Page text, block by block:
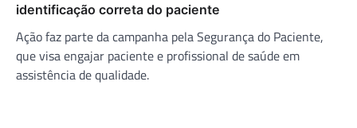
identificação correta do paciente
Ação faz parte da campanha pela Segurança do Paciente,
que visa engajar paciente e profissional de saúde em
assistência de qualidade.